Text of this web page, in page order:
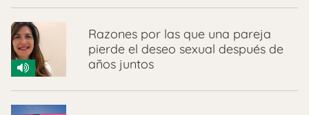
Razones por las que una pareja
pierde el deseo sexual después de
años juntos